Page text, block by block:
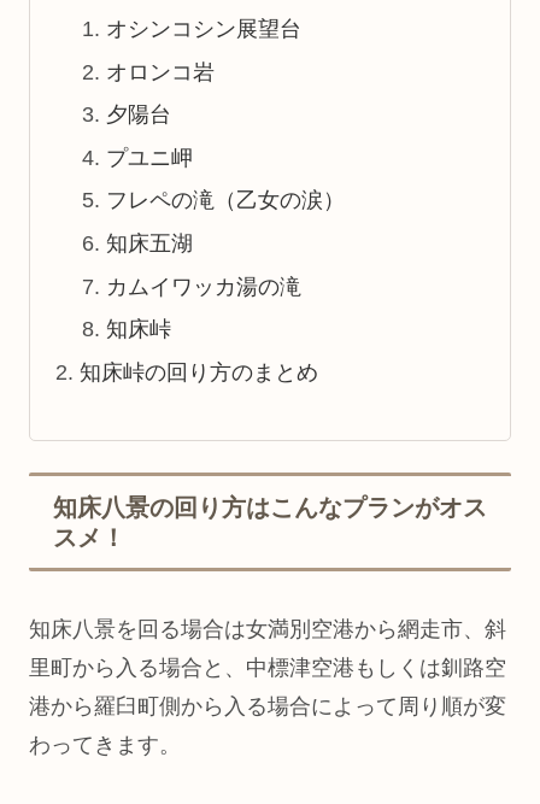
オシンコシン展望台
オロンコ岩
夕陽台
プユニ岬
フレペの滝（乙女の涙）
知床五湖
カムイワッカ湯の滝
知床峠
知床峠の回り方のまとめ
知床八景の回り方はこんなプランがオス
スメ！
知床八景を回る場合は女満別空港から網走市、斜
里町から入る場合と、中標津空港もしくは釧路空
港から羅臼町側から入る場合によって周り順が変
わってきます。